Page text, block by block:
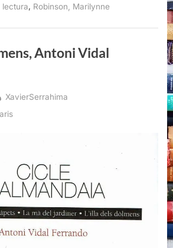
lectura Robinson, Marilynne
Antoni Vidal
By
XavierSerrahima
a
Antoni
Vidal
Ferrando